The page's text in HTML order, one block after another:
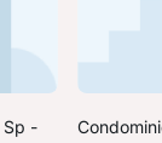
Sp -